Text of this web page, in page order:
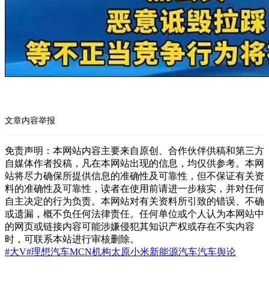
文章内容举报
免责声明：本网站内容主要来自原创、合作伙伴供稿和第三方
自媒体作者投稿，凡在本网站出现的信息，均仅供参考。本网
站将尽力确保所提供信息的准确性及可靠性，但不保证有关资
料的准确性及可靠性，读者在使用前请进一步核实，并对任何
自主决定的行为负责。本网站对有关资料所引致的错误、不确
或遗漏，概不负任何法律责任。任何单位或个人认为本网站中
的网页或链接内容可能涉嫌侵犯其知识产权或存在不实内容
时，可联系本站进行审核删除。
#大V#理想汽车MCN机构太原小米新能源汽车汽车舆论